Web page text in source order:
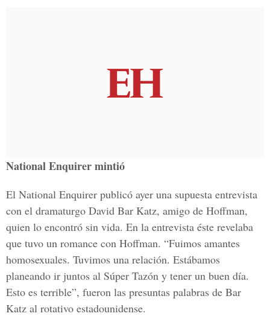
National Enquirer mintió
El National Enquirer publicó ayer una supuesta entrevista
con el dramaturgo David Bar Katz, amigo de Hoffman,
quien lo encontró sin vida. En la entrevista éste revelaba
que tuvo un romance con Hoffman. “Fuimos amantes
homosexuales. Tuvimos una relación. Estábamos
planeando ir juntos al Súper Tazón y tener un buen día.
Esto es terrible”, fueron las presuntas palabras de Bar
Katz al rotativo estadounidense.